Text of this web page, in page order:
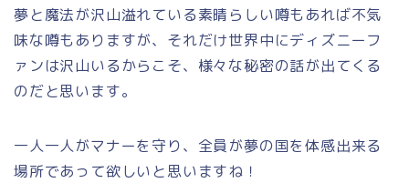
夢と魔法が沢山溢れている素晴らしい噂もあれば不気
味な噂もありますが、それだけ世界中にディズニーフ
ァンは沢山いるからこそ、様々な秘密の話が出てくる
のだと思います。
一人一人がマナーを守り、全員が夢の国を体感出来る
場所であって欲しいと思いますね！